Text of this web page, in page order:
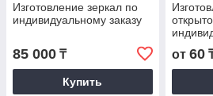
Изготовление зеркал по
индивидуальному заказу
85 000 ₸
Купить
от 60